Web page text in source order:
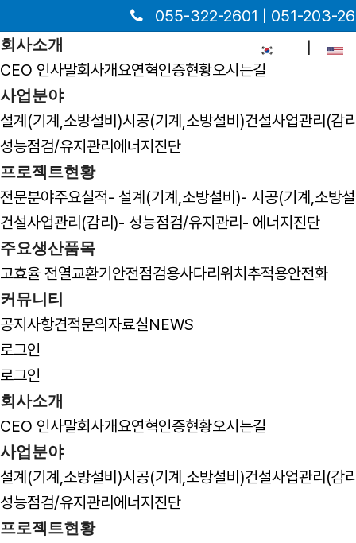
055-322-2601 | 051-203-
회사소개
CEO 인사말회사개요연혁인증현황오시는길
사업분야
설계(기계,소방설비)시공(기계,소방설비)건설사업관리(감
성능점검/유지관리 에너지진단
프로젝트현황
전문분야주요실적- 설계(기계,소방설비)- 시공(기계,소방
건설사업관리(감리)- 성능점검/유지관리 - 에너지진단
주요생산품목
고효율 전열교환기 안전점검용사다리위치추적용안전화
커뮤니티
공지사항견적문의 자료실NEWS
로그인
로그인
회사소개
CEO 인사말회사개요연혁인증현황오시는길
사업분야
설계(기계,소방설비)시공(기계,소방설비)건설사업관리(감
성능점검/유지관리 에너지진단
프로젝트현황
홈으로
회사소개
회사개요
회사개요
언제나 고객을 먼저 생각하는 기업이 되겠습니다.
CEO 인사말
회사개요
연혁
인증현황
오시는길
CEO 인사말
회사개요